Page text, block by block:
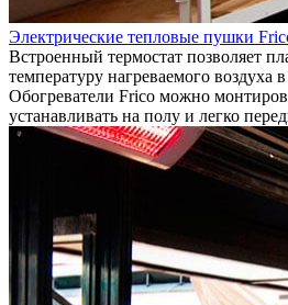
Электрические тепловые пушки
Встроенный термостат позволяет
температуру нагреваемого воздуха
Обогреватели Frico можно
устанавливать на полу и легко